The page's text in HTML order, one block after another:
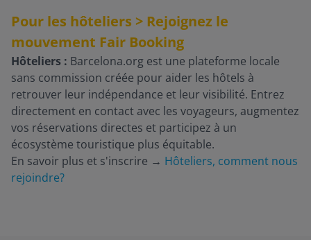
Pour les hôteliers > Rejoignez le
mouvement Fair Booking
Hôteliers : Barcelona.org est une plateforme locale
sans commission créée pour aider les hôtels à
retrouver leur indépendance et leur visibilité. Entrez
directement en contact avec les voyageurs, augmentez
vos réservations directes et participez à un
écosystème touristique plus équitable.
En savoir plus et s'inscrire → Hôteliers, comment nous
rejoindre?